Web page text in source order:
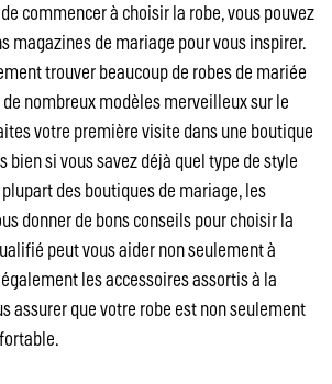
de commencer à choisir la robe, vous pouvez
magazines de mariage pour vous inspirer.
trouver beaucoup de robes de mariée
nombreux modèles merveilleux sur le
votre première visite dans une boutique
bien si vous savez déjà quel type de style
des boutiques de mariage, les
donner de bons conseils pour choisir la
peut vous aider non seulement à
les accessoires assortis à la
assurer que votre robe est non seulement